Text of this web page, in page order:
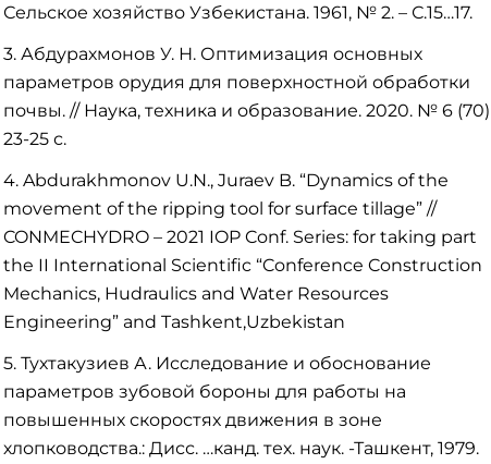
Сельское хозяйство Узбекистана. 1961, № 2. – С.15…17.
3. Абдурахмонов У. Н. Оптимизация основных
параметров орудия для поверхностной обработки
почвы. // Наука, техника и образование. 2020. № 6 (70)
23-25 с.
4. Abdurakhmonov U.N., Juraev B. “Dynamics of the
movement of the ripping tool for surface tillage” //
CONMECHYDRO – 2021 IOP Conf. Series: for taking part
the II International Scientific “Conference Construction
Mechanics, Hudraulics and Water Resources
Engineering” and Tashkent,Uzbekistan
5. Тухтакузиев А. Исследование и обоснование
параметров зубовой бороны для работы на
повышенных скоростях движения в зоне
хлопководства.: Дисс. …канд. тех. наук. -Ташкент, 1979.